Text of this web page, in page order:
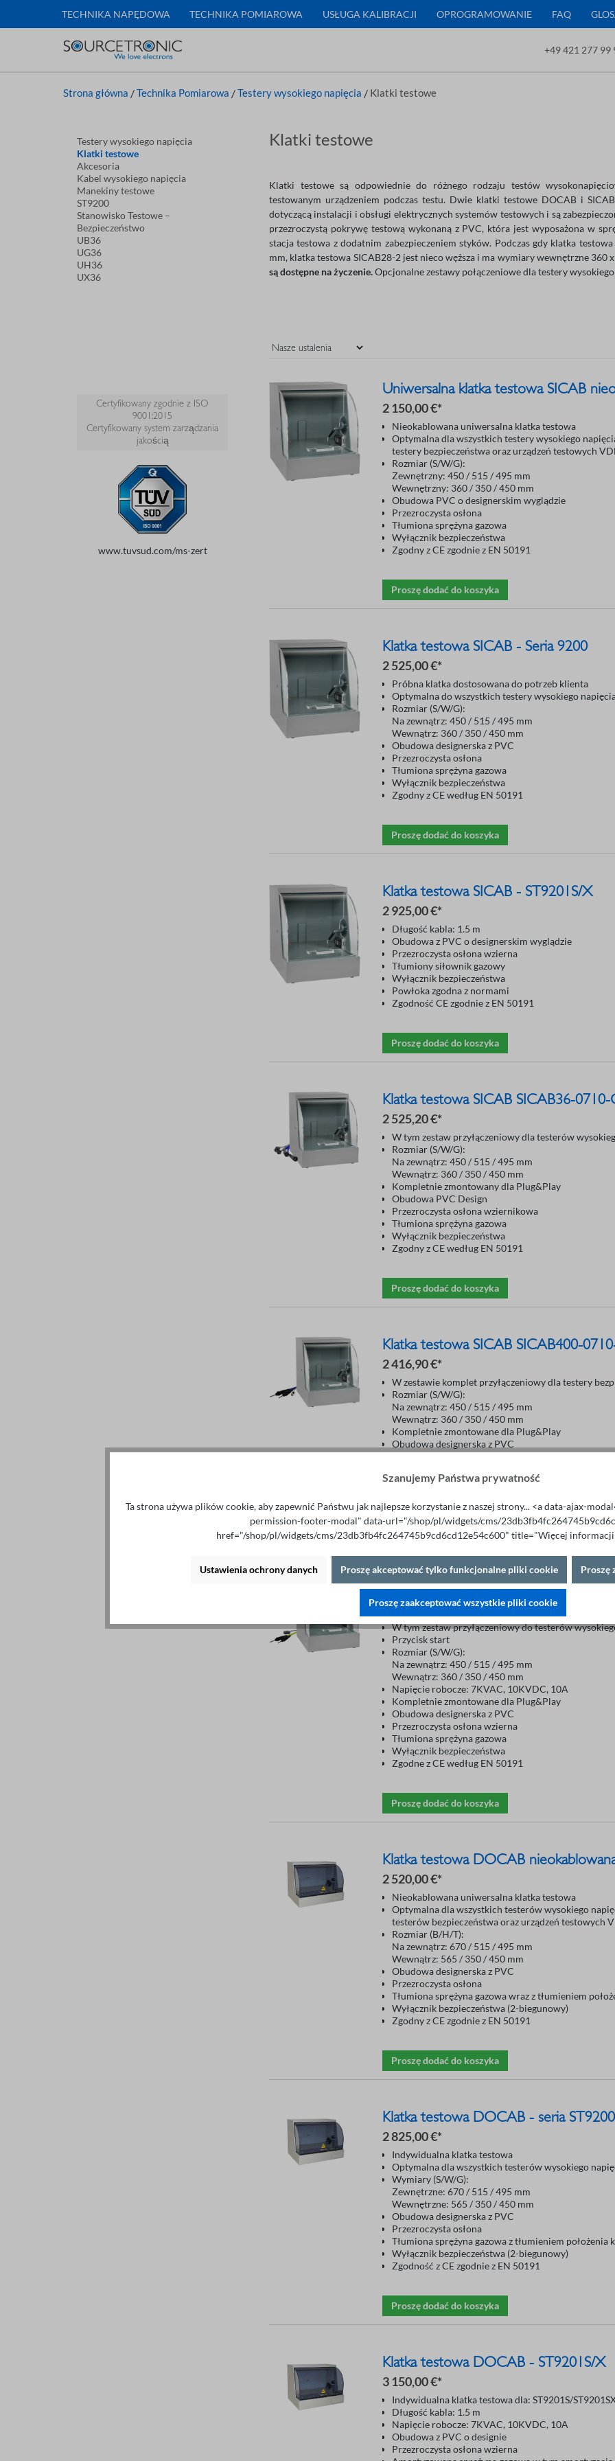
TECHNIKA NAPĘDOWA TECHNIKA POMIAROWA USŁUGA KALIBRACJI OPROGRAMOWANIE FAQ
+49 421 277 99
Strona główna /Technika Pomiarowa /Testery wysokiego napięcia / Klatki testowe
Testery wysokiego napięcia
Klatki testowe
Akcesoria
Kabel wysokiego napięcia
Manekiny testowe
ST9200
Stanowisko Testowe –
Bezpieczeństwo
UB36
UG36
UH36
UX36
Certyfikowany zgodnie z ISO
9001:2015
Certyfikowany system zarządzania
jakością
www.tuvsud.com/ms-zert
Klatki testowe
Klatki testowe są odpowiednie do różnego rodzaju testów
testowanym urządzeniem podczas testu. Dwie klatki testowe DOCAB i
dotyczącą instalacji i obsługi elektrycznych systemów testowych i są
przezroczystą pokrywę testową wykonaną z PVC, która jest wyposażona w
stacja testowa z dodatnim zabezpieczeniem styków. Podczas gdy klatka
mm, klatka testowa SICAB28-2 jest nieco węższa i ma wymiary wewnętrzne 360
są dostępne na życzenie.Opcjonalne zestawy połączeniowe dla testery
Uniwersalna klatka testowa SICAB
2 150,00 €*
Nieokablowana uniwersalna klatka testowa
Optymalna dla wszystkich testery wysokiego
testery bezpieczeństwa oraz urządzeń testowych
Rozmiar (S/W/G):
Zewnętrzny: 450 / 515 / 495 mm
Wewnętrzny: 360 / 350 / 450 mm
Obudowa PVC o designerskim wyglądzie
Przezroczysta osłona
Tłumiona sprężyna gazowa
Wyłącznik bezpieczeństwa
Zgodny z CE zgodnie z EN 50191
Proszę dodać do koszyka
Klatka testowa SICAB - Seria 9200
2 525,00 €*
Próbna klatka dostosowana do potrzeb klienta
Optymalna do wszystkich testery wysokiego
Rozmiar (S/W/G):
Na zewnątrz: 450 / 515 / 495 mm
Wewnątrz: 360 / 350 / 450 mm
Obudowa designerska z PVC
Przezroczysta osłona
Tłumiona sprężyna gazowa
Wyłącznik bezpieczeństwa
Zgodny z CE według EN 50191
Proszę dodać do koszyka
Klatka testowa SICAB - ST9201S/X
2 925,00 €*
Długość kabla: 1.5 m
Obudowa z PVC o designerskim wyglądzie
Przezroczysta osłona wzierna
Tłumiony siłownik gazowy
Wyłącznik bezpieczeństwa
Powłoka zgodna z normami
Zgodność CE zgodnie z EN 50191
Proszę dodać do koszyka
Klatka testowa SICAB SICAB36-
2 525,20 €*
W tym zestaw przyłączeniowy dla testerów
Rozmiar (S/W/G):
Na zewnątrz: 450 / 515 / 495 mm
Wewnątrz: 360 / 350 / 450 mm
Kompletnie zmontowany dla Plug&Play
Obudowa PVC Design
Przezroczysta osłona wziernikowa
Tłumiona sprężyna gazowa
Wyłącznik bezpieczeństwa
Zgodny z CE według EN 50191
Proszę dodać do koszyka
Klatka testowa SICAB SICAB400-
2 416,90 €*
W zestawie komplet przyłączeniowy dla testery
Rozmiar (S/W/G):
Na zewnątrz: 450 / 515 / 495 mm
Wewnątrz: 360 / 350 / 450 mm
Kompletnie zmontowane dla Plug&Play
Obudowa designerska z PVC
Przezroczysta pokrywa wziernikowa
Wyłącznik bezpieczeństwa
Proszę dodać do koszyka
Klatka testowa SICAB28-0710-NN02
2 372,20 €*
W tym zestaw przyłączeniowy do testerów
Przycisk start
Rozmiar (S/W/G):
Na zewnątrz: 450 / 515 / 495 mm
Wewnątrz: 360 / 350 / 450 mm
Napięcie robocze: 7KVAC, 10KVDC, 10A
Kompletnie zmontowane dla Plug&Play
Obudowa designerska z PVC
Przezroczysta osłona wzierna
Tłumiona sprężyna gazowa
Wyłącznik bezpieczeństwa
Zgodne z CE według EN 50191
Proszę dodać do koszyka
Klatka testowa DOCAB
2 520,00 €*
Nieokablowana uniwersalna klatka testowa
Optymalna dla wszystkich testerów wysokiego
testerów bezpieczeństwa oraz urządzeń testowych
Rozmiar (B/H/T):
Na zewnątrz: 670 / 515 / 495 mm
Wewnątrz: 565 / 350 / 450 mm
Obudowa designerska z PVC
Przezroczysta osłona
Tłumiona sprężyna gazowa wraz z tłumieniem
Wyłącznik bezpieczeństwa (2-biegunowy)
Zgodny z CE zgodnie z EN 50191
Proszę dodać do koszyka
Klatka testowa DOCAB - seria
2 825,00 €*
Indywidualna klatka testowa
Optymalna dla wszystkich testerów wysokiego
Wymiary (S/W/G):
Zewnętrzne: 670 / 515 / 495 mm
Wewnętrzne: 565 / 350 / 450 mm
Obudowa designerska z PVC
Przezroczysta osłona
Tłumiona sprężyna gazowa z tłumieniem położenia
Wyłącznik bezpieczeństwa (2-biegunowy)
Zgodność z CE zgodnie z EN 50191
Proszę dodać do koszyka
Klatka testowa DOCAB - ST9201S/X
3 150,00 €*
Indywidualna klatka testowa dla: ST9201S/
Długość kabla: 1.5 m
Napięcie robocze: 7KVAC, 10KVDC, 10A
Obudowa z PVC o designie
Przezroczysta osłona wzierna
Szanujemy Państwa prywatność
Ta strona używa plików cookie, aby zapewnić Państwu jak najlepsze korzystanie z naszej strony... <a data-ajax-
permission-footer-modal" data-url="/shop/pl/widgets/cms/
href="/shop/pl/widgets/cms/23db3fb4fc264745b9cd6cd12e54c600" title="Więcej
Ustawienia ochrony danych Proszę akceptować tylko funkcjonalne pliki cookie Proszę
Proszę zaakceptować wszystkie pliki cookie